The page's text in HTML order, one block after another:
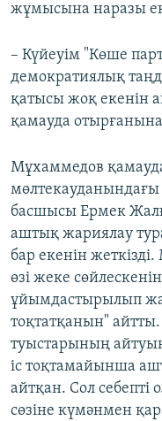
жұмысына наразы
– Күйеуім "Көше
демократиялық
қатысы жоқ екенін
қамауда
Мұхаммедов
мөлтекауданындағы
басшысы Ермек
аштық жариялау
бар екенін
өзі жеке
ұйымдастырылып
тоқтатқанын"
туыстарының
іс тоқтамайынша
айтқан. Сол
сөзіне күмәнмен